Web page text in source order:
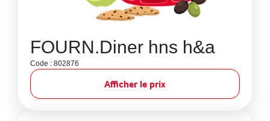
FOURN.Diner hns h&a
Code : 802876
Afficher le prix